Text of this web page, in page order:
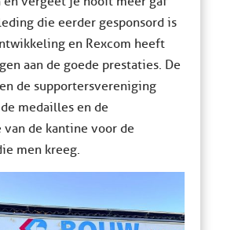
die eerder gesponsord is
en Rexcom heeft
aan de goede prestaties. De
de supportersvereniging
medailles en de
van de kantine voor de
men kreeg.